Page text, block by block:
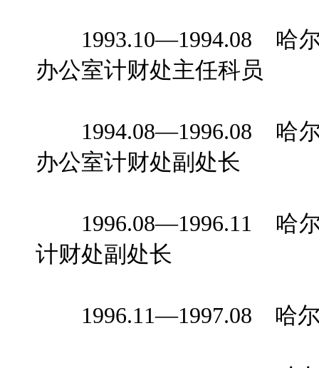
1993.10—1994.08 哈尔
办公室计财处主任科员
1994.08—1996.08 哈尔
办公室计财处副处长
1996.08—1996.11 哈尔
计财处副处长
1996.11—1997.08 哈尔